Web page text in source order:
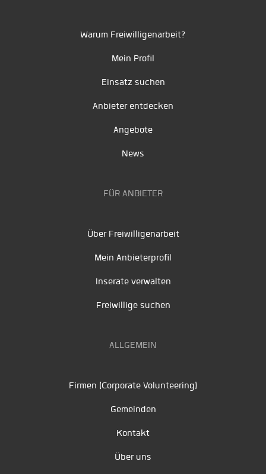
Warum Freiwilligenarbeit?
Mein Profil
Einsatz suchen
Anbieter entdecken
Angebote
News
FÜR ANBIETER
Über Freiwilligenarbeit
Mein Anbieterprofil
Inserate verwalten
Freiwillige suchen
ALLGEMEIN
Firmen (Corporate Volunteering)
Gemeinden
Kontakt
Über uns